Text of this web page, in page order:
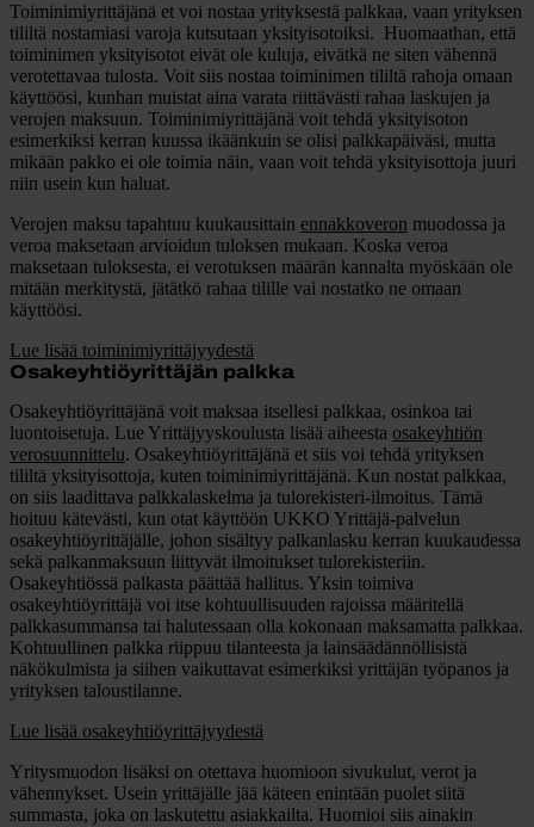
Toiminimiyrittäjänä et voi nostaa yrityksestä palkkaa, vaan yrityksen
tililtä nostamiasi varoja kutsutaan yksityisotoiksi. Huomaathan, että
toiminimen yksityisotot eivät ole kuluja, eivätkä ne siten vähennä
verotettavaa tulosta. Voit siis nostaa toiminimen tililtä rahoja omaan
käyttöösi, kunhan muistat aina varata riittävästi rahaa laskujen ja
verojen maksuun. Toiminimiyrittäjänä voit tehdä yksityisoton
esimerkiksi kerran kuussa ikäänkuin se olisi palkkapäiväsi, mutta
mikään pakko ei ole toimia näin, vaan voit tehdä yksityisottoja juuri
niin usein kun haluat.
Verojen maksu tapahtuu kuukausittain ennakkoveron muodossa ja
veroa maksetaan arvioidun tuloksen mukaan. Koska veroa
maksetaan tuloksesta, ei verotuksen määrän kannalta myöskään ole
mitään merkitystä, jätätkö rahaa tilille vai nostatko ne omaan
käyttöösi.
Lue lisää toiminimiyrittäjyydestä
Osakeyhtiöyrittäjän palkka
Osakeyhtiöyrittäjänä voit maksaa itsellesi palkkaa, osinkoa tai
luontoisetuja. Lue Yrittäjyyskoulusta lisää aiheesta osakeyhtiön
verosuunnittelu. Osakeyhtiöyrittäjänä et siis voi tehdä yrityksen
tililtä yksityisottoja, kuten toiminimiyrittäjänä. Kun nostat palkkaa,
on siis laadittava palkkalaskelma ja tulorekisteri-ilmoitus. Tämä
hoituu kätevästi, kun otat käyttöön UKKO Yrittäjä-palvelun
osakeyhtiöyrittäjälle, johon sisältyy palkanlasku kerran kuukaudessa
sekä palkanmaksuun liittyvät ilmoitukset tulorekisteriin.
Osakeyhtiössä palkasta päättää hallitus. Yksin toimiva
osakeyhtiöyrittäjä voi itse kohtuullisuuden rajoissa määritellä
palkkasummansa tai halutessaan olla kokonaan maksamatta palkkaa.
Kohtuullinen palkka riippuu tilanteesta ja lainsäädännöllisistä
näkökulmista ja siihen vaikuttavat esimerkiksi yrittäjän työpanos ja
yrityksen taloustilanne.
Lue lisää osakeyhtiöyrittäjyydestä
Yritysmuodon lisäksi on otettava huomioon sivukulut, verot ja
vähennykset. Usein yrittäjälle jää käteen enintään puolet siitä
summasta, joka on laskutettu asiakkailta. Huomioi siis ainakin